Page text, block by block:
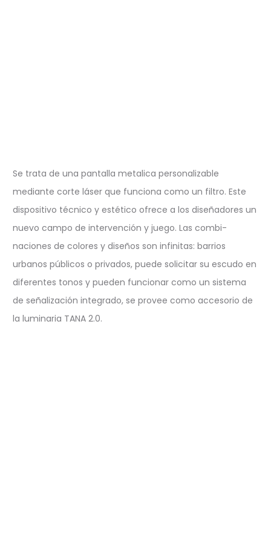
Se trata de una pantalla metalica personalizable
mediante corte láser que funciona como un filtro. Este
dispositivo técnico y estético ofrece a los diseñadores un
nuevo campo de intervención y juego. Las combi-
naciones de colores y diseños son infinitas: barrios
urbanos públicos o privados, puede solicitar su escudo en
diferentes tonos y pueden funcionar como un sistema
de señalización integrado, se provee como accesorio de
la luminaria TANA 2.0.